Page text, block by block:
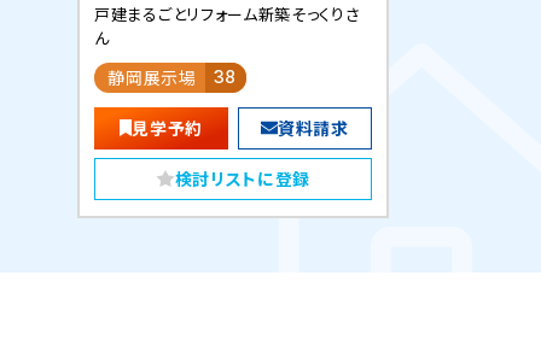
戸建まるごとリフォーム新築そっくりさ
ん
静岡展示場 38
見学予約 資料請求
検討リストに登録